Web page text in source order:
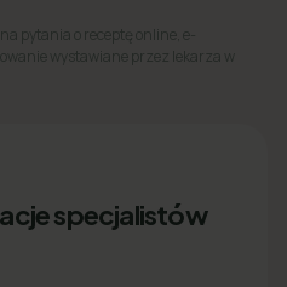
pytania o receptę online, e-
wystawiane przez lekarza w
specjalistów